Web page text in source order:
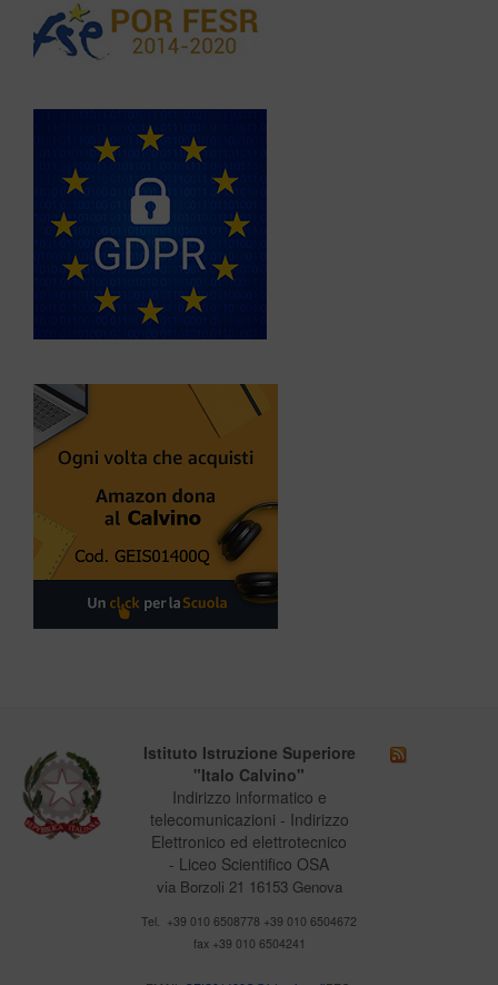
Istituto Istruzione Superiore
"Italo Calvino"
Indirizzo informatico e
telecomunicazioni - Indirizzo
Elettronico ed elettrotecnico
- Liceo Scientifico OSA
via Borzoli 21 16153 Genova
Tel. +39 010 6508778 +39 010 6504672
fax +39 010 6504241